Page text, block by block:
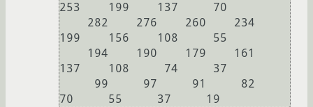
253    199    137     70
199    156    108     55
137    108     74     37
70     55     37     19